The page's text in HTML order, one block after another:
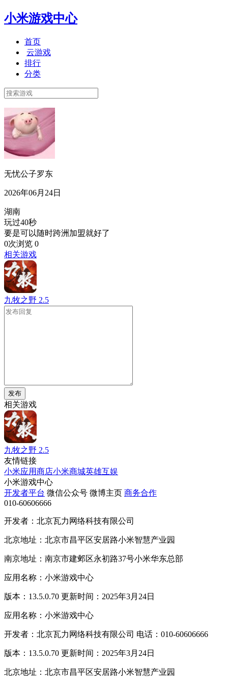
小米游戏中心
首页
云游戏
排行
分类
无忧公子罗东
2026年06月24日
湖南
玩过40秒
要是可以随时跨洲加盟就好了
0次浏览 0
相关游戏
九牧之野 2.5
发布
相关游戏
九牧之野 2.5
友情链接
小米应用商店小米商城英雄互娱
小米游戏中心
开发者平台 微信公众号 微博主页 商务合作
010-60606666
开发者：北京瓦力网络科技有限公司
北京地址：北京市昌平区安居路小米智慧产业园
南京地址：南京市建邺区永初路37号小米华东总部
应用名称：小米游戏中心
版本：13.5.0.70 更新时间：2025年3月24日
应用名称：小米游戏中心
开发者：北京瓦力网络科技有限公司 电话：010-60606666
版本：13.5.0.70 更新时间：2025年3月24日
北京地址：北京市昌平区安居路小米智慧产业园